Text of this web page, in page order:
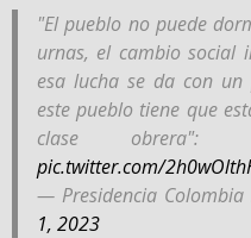
"El pueblo no puede
urnas, el cambio social
esa lucha se da con
este pueblo tiene que
clase obrera":
pic.twitter.com/
— Presidencia Colombia
1, 2023